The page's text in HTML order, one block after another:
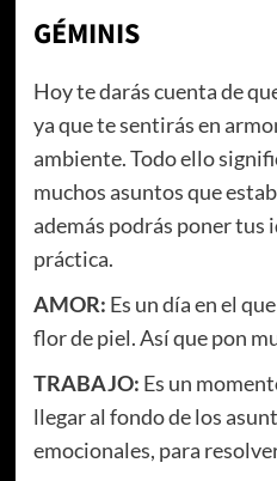
GÉMINIS
Hoy te darás cuenta de
ya que te sentirás en
ambiente. Todo ello
muchos asuntos que
además podrás poner tus
práctica.
AMOR: Es un día en el
flor de piel. Así que pon
TRABAJO: Es un
llegar al fondo de los
emocionales, para